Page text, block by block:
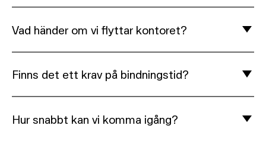
Vad händer om vi flyttar kontoret?
Finns det ett krav på bindningstid?
Hur snabbt kan vi komma igång?